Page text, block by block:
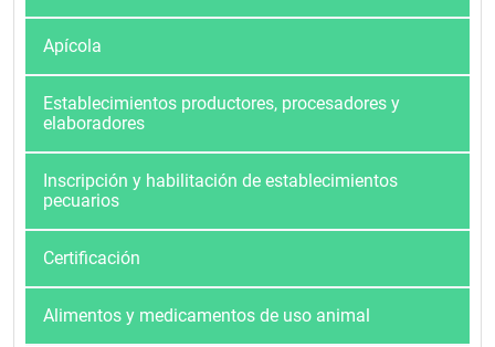
Apícola
Establecimientos productores, procesadores y
elaboradores
Inscripción y habilitación de establecimientos
pecuarios
Certificación
Alimentos y medicamentos de uso animal